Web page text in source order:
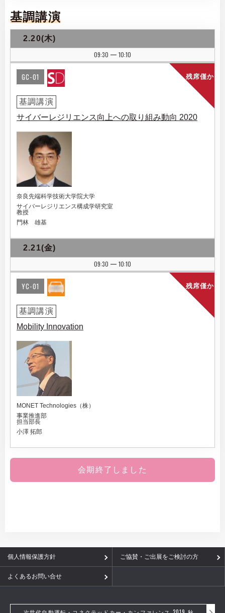
基調講演
2.20(木)
09:30
| 10:10
残席僅か
GC-01
基調講演
サイバーレジリエンス向上への取り組み動向 2020
奈良先端科学技術大学院大学
サイバーレジリエンス構成学研究室
教授
門林 雄基
2.21(金)
09:30
| 10:10
残席僅か
YC-01
基調講演
Mobility Innovation
MONET Technologies（株）
事業推進部
担当部長
小澤 拓郎
会期終了しました
個人情報保護方針 ご協賛・ご出展をご検討の方
よくあるお問い合せ